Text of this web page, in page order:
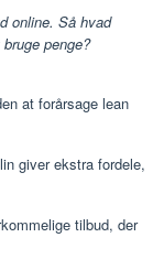
online. Så hvad
penge?
at forårsage lean
giver ekstra fordele,
tilbud, der